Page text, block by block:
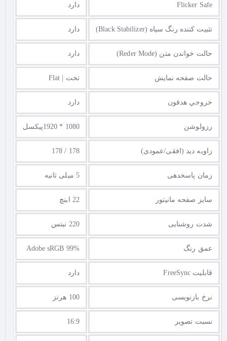
Flicker Safe دارد
تثبیت کننده رنگ سیاه (Black Stabilizer) دارد
حالت خواندن متن (Reder Mode) دارد
حالت صفحه نمایش تخت | Flat
خروجي هدفون دارد
رزولوشن 1080 * 1920پیکسل
زاویه دید (افقی/عمودی) 178 / 178
زمان پاسخدهی 5 میلی ثانیه
سایز صفحه مانیتور 22 اینچ
شدت روشنایی 220 نیتس
عمق رنگ Adobe sRGB 99%
قابلیت FreeSync دارد
نرخ بازنویسی 100 هرتز
نسبت تصویر 16:9